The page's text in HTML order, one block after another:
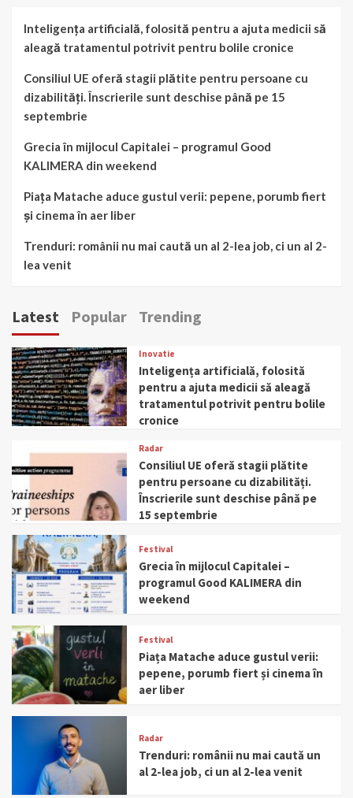
Inteligența artificială, folosită pentru a ajuta medicii să
aleagă tratamentul potrivit pentru bolile cronice
Consiliul UE oferă stagii plătite pentru persoane cu
dizabilități. Înscrierile sunt deschise până pe 15
septembrie
Grecia în mijlocul Capitalei – programul Good
KALIMERA din weekend
Piața Matache aduce gustul verii: pepene, porumb fiert
și cinema în aer liber
Trenduri: românii nu mai caută un al 2-lea job, ci un al 2-
lea venit
Latest Popular Trending
Inovatie
Inteligența artificială, folosită
pentru a ajuta medicii să aleagă
tratamentul potrivit pentru bolile
cronice
Radar
Consiliul UE oferă stagii plătite
pentru persoane cu dizabilități.
Înscrierile sunt deschise până pe
15 septembrie
Festival
Grecia în mijlocul Capitalei –
programul Good KALIMERA din
weekend
Festival
Piața Matache aduce gustul verii:
pepene, porumb fiert și cinema în
aer liber
Radar
Trenduri: românii nu mai caută un
al 2-lea job, ci un al 2-lea venit